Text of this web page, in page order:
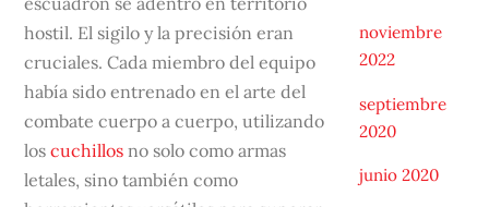
hostil. El sigilo y la precisión eran
cruciales. Cada miembro del equipo
había sido entrenado en el arte del
combate cuerpo a cuerpo, utilizando
loscuchillos no solo como armas
letales, sino también como
noviembre
2022
septiembre
2020
junio 2020